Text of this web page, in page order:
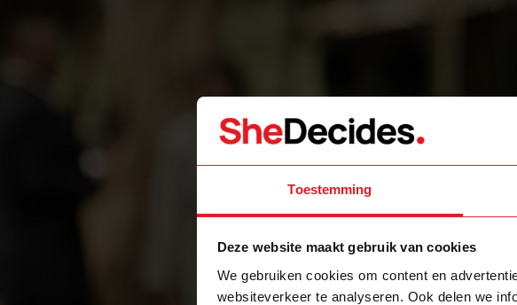
Toestemming
Deze website maakt gebruik van cookies
We gebruiken cookies om content en
websiteverkeer te analyseren. Ook delen we